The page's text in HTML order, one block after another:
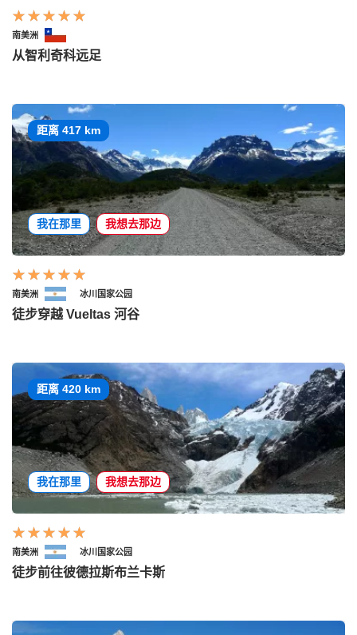
南美洲
从智利奇科远足
距离 417 km
我在那里 我想去那边
南美洲 冰川国家公园
徒步穿越 Vueltas 河谷
距离 420 km
我在那里 我想去那边
南美洲 冰川国家公园
徒步前往彼德拉斯布兰卡斯